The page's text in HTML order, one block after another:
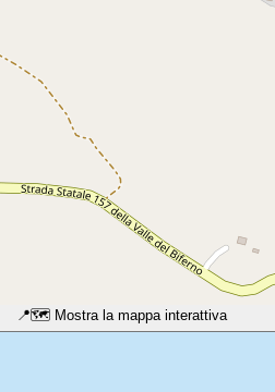
📍🗺️ Mostra la mappa interattiva